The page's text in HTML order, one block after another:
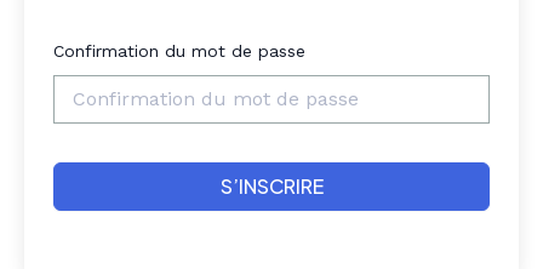
Confirmation du mot de passe
S’INSCRIRE